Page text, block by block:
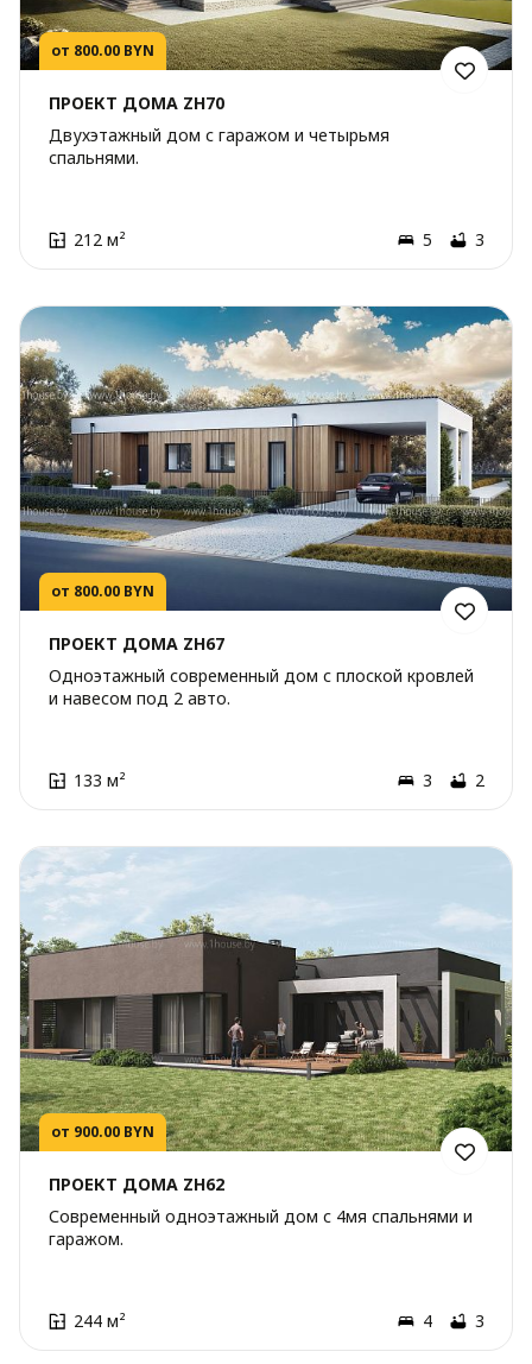
от 800.00 BYN
ПРОЕКТ ДОМА ZH70
Двухэтажный дом с гаражом и четырьмя
спальнями.
212 м² 5 3
от 800.00 BYN
ПРОЕКТ ДОМА ZH67
Одноэтажный современный дом с плоской кровлей
и навесом под 2 авто.
133 м² 3 2
от 900.00 BYN
ПРОЕКТ ДОМА ZH62
Современный одноэтажный дом с 4мя спальнями и
гаражом.
244 м² 4 3